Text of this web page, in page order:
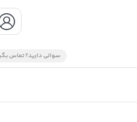
سوالی دارید؟ تماس